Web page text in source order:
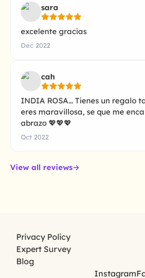
sara
excelente gracias
Dec 2022
cah
INDIA ROSA... Tienes un regalo
eres maravillosa, se que me
abrazo 💖💖💖
Oct 2022
View all reviews→
Privacy Policy
Expert Survey
Blog
Instagram